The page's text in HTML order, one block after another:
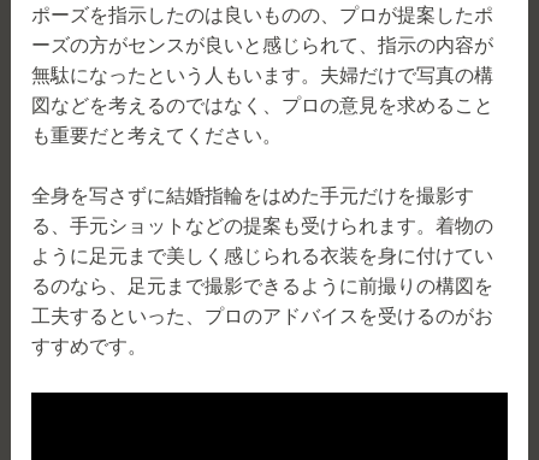
ポーズを指示したのは良いものの、プロが提案したポ
ーズの方がセンスが良いと感じられて、指示の内容が
無駄になったという人もいます。夫婦だけで写真の構
図などを考えるのではなく、プロの意見を求めること
も重要だと考えてください。
全身を写さずに結婚指輪をはめた手元だけを撮影す
る、手元ショットなどの提案も受けられます。着物の
ように足元まで美しく感じられる衣装を身に付けてい
るのなら、足元まで撮影できるように前撮りの構図を
工夫するといった、プロのアドバイスを受けるのがお
すすめです。